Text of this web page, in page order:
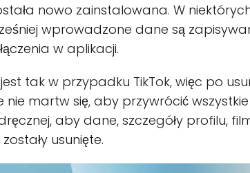
nowo zainstalowana. W
wprowadzone dane są
w aplikacji.
tak w przypadku TikTok, więc po
nie martw się, aby przywrócić
aby dane, szczegóły profilu,
usunięte.